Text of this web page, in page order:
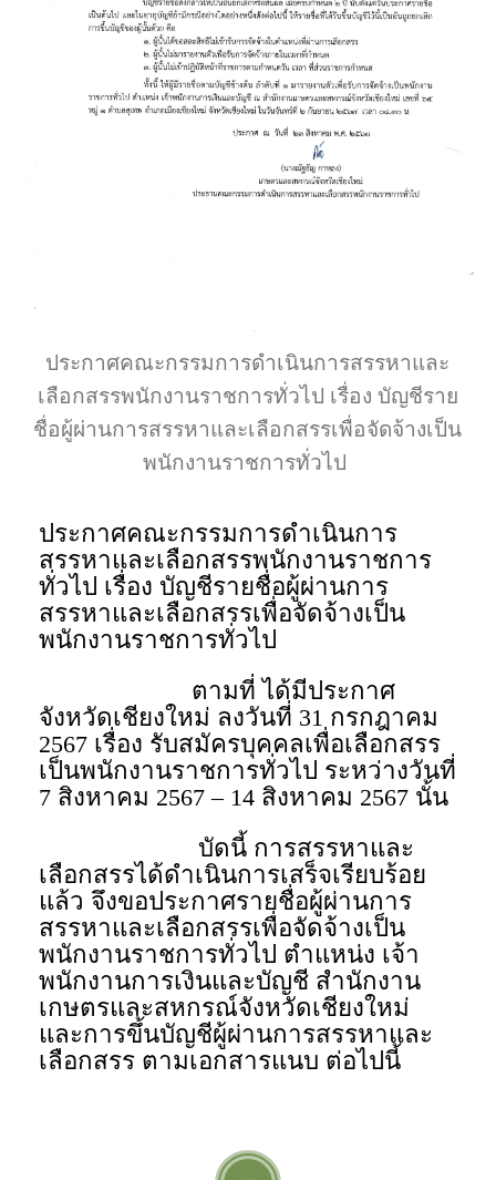
ประกาศคณะกรรมการดำเนินการสรรหาและ
เลือกสรรพนักงานราชการทั่วไป เรื่อง บัญชีราย
ชื่อผู้ผ่านการสรรหาและเลือกสรรเพื่อจัดจ้างเป็น
พนักงานราชการทั่วไป
ประกาศคณะกรรมการดำเนินการ
สรรหาและเลือกสรรพนักงานราชการ
ทั่วไป เรื่อง บัญชีรายชื่อผู้ผ่านการ
สรรหาและเลือกสรรเพื่อจัดจ้างเป็น
พนักงานราชการทั่วไป
ตามที่ ได้มีประกาศ
จังหวัดเชียงใหม่ ลงวันที่ 31 กรกฎาคม
2567 เรื่อง รับสมัครบุคคลเพื่อเลือกสรร
เป็นพนักงานราชการทั่วไป ระหว่างวันที่
7 สิงหาคม 2567 – 14 สิงหาคม 2567 นั้น
บัดนี้ การสรรหาและ
เลือกสรรได้ดำเนินการเสร็จเรียบร้อย
แล้ว จึงขอประกาศรายชื่อผู้ผ่านการ
สรรหาและเลือกสรรเพื่อจัดจ้างเป็น
พนักงานราชการทั่วไป ตำแหน่ง เจ้า
พนักงานการเงินและบัญชี สำนักงาน
เกษตรและสหกรณ์จังหวัดเชียงใหม่
และการขึ้นบัญชีผู้ผ่านการสรรหาและ
เลือกสรร ตามเอกสารแนบ ต่อไปนี้